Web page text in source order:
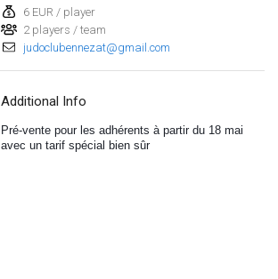
6 EUR / player
2 players / team
judoclubennezat@gmail.com
Additional Info
Pré-vente pour les adhérents à partir du 18 mai
avec un tarif spécial bien sûr
Faschings-Mölkky
Feb 11, 2018|Germany
Rakovnické mölkkování